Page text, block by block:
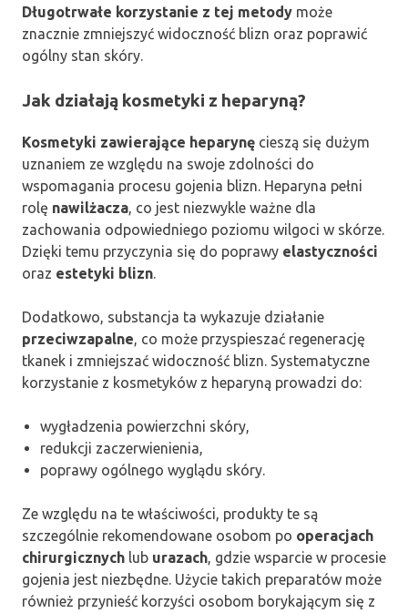
Długotrwałe korzystanie z tej metody może
znacznie zmniejszyć widoczność blizn oraz poprawić
ogólny stan skóry.
Jak działają kosmetyki z heparyną?
Kosmetyki zawierające heparynę cieszą się dużym
uznaniem ze względu na swoje zdolności do
wspomagania procesu gojenia blizn. Heparyna pełni
rolę nawilżacza, co jest niezwykle ważne dla
zachowania odpowiedniego poziomu wilgoci w skórze.
Dzięki temu przyczynia się do poprawy elastyczności
oraz estetyki blizn.
Dodatkowo, substancja ta wykazuje działanie
przeciwzapalne, co może przyspieszać regenerację
tkanek i zmniejszać widoczność blizn. Systematyczne
korzystanie z kosmetyków z heparyną prowadzi do:
wygładzenia powierzchni skóry,
redukcji zaczerwienienia,
poprawy ogólnego wyglądu skóry.
Ze względu na te właściwości, produkty te są
szczególnie rekomendowane osobom po operacjach
chirurgicznych lub urazach, gdzie wsparcie w procesie
gojenia jest niezbędne. Użycie takich preparatów może
również przynieść korzyści osobom borykającym się z